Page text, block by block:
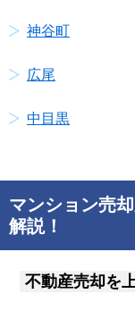
神谷町
広尾
中目黒
マンション売
解説！
不動産売却を